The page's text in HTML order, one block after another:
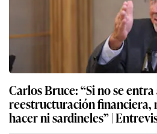
Carlos Bruce: “Si no se
reestructuración financiera,
hacer ni sardineles” |